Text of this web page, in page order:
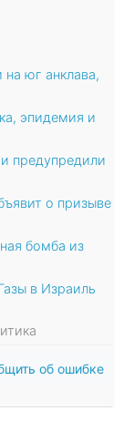
юг анклава,
эпидемия и
предупредили
о призыве
бомба из
в Израиль
об ошибке